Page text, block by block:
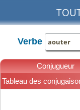
Verbe
Conjugueur
Tableau des